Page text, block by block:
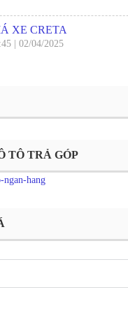
XE CRETA
02/04/2025
TÔ TRẢ GÓP